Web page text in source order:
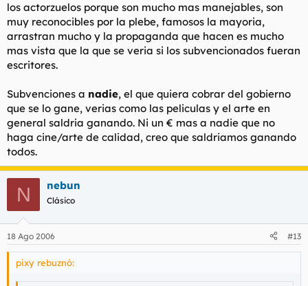
los actorzuelos porque son mucho mas manejables, son
muy reconocibles por la plebe, famosos la mayoria,
arrastran mucho y la propaganda que hacen es mucho
mas vista que la que se veria si los subvencionados fueran
escritores.
Subvenciones a nadie, el que quiera cobrar del gobierno
que se lo gane, verias como las peliculas y el arte en
general saldria ganando. Ni un € mas a nadie que no
haga cine/arte de calidad, creo que saldriamos ganando
todos.
N nebun
Clásico
18 Ago 2006 #13
pixy rebuznó: